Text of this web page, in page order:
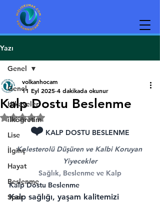
Yazı
Genel
Hikayeler
ilköğretim
Lise
İlginç
Hayat
Beslenme
Spor
Genel
Kalp Dostu Beslenme
volkanhocam
11 Eyl 2025 4 dakikada okunur
5 üzerinden NaN yıldız
❤️ KALP DOSTU BESLENME
Kolesterolü Düşüren ve Kalbi Koruyan
Yiyecekler
Sağlık, Beslenme ve Kalp
Kalp Dostu Beslenme
Kalp sağlığı, yaşam kalitemizi